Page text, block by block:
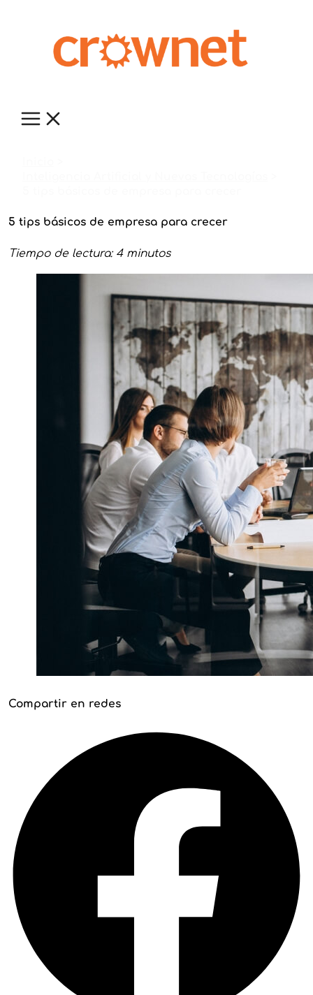
contenido
5 tips básicos de empresa para crecer
Tiempo de lectura: 4 minutos
Compartir en redes